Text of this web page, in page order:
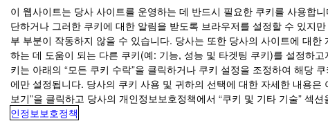
션 구매 옵션
이 웹사이트는 당사 사이트를 운영하는 데 반드시 필요한 쿠키를 사용합
단하거나 그러한 쿠키에 대한 알림을 받도록 브라우저를 설정할 수 있지
부 부분이 작동하지 않을 수 있습니다. 당사는 또한 당사의 사이트에 대한
하는 데 도움이 되는 다른 쿠키(예: 기능, 성능 및 타겟팅 쿠키)를 설정하
키는 아래의 “모든 쿠키 수락”을 클릭하거나 쿠키 설정을 조정하여 해당
에만 설정됩니다. 당사의 쿠키 사용 및 귀하의 선택에 대한 자세한 내용은
보기”을 클릭하고 당사의 개인정보보호정책에서 “쿠키 및 기타 기술” 섹
인정보보호정책